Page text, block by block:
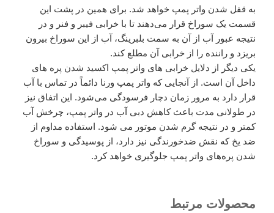
به قفل شدن واتر پمپ خواهد شد. برای همین در پشت این
قسمت یک سوراخ قرار می‌دهند تا با خرابی فیبر و فنر و در
نتیجه عبور آب از آن به سمت بلبرینگ، آب از این سوراخ بیرون
بریزد و راننده را از خرابی آن مطلع کند.
یکی دیگر از دلایل خرابی های واتر پمپ اکسید شدن پره های
داخل آن است. از آنجایی که واتر پمپ ورنا دائماً در تماس با آب
قرار دارد به مرور زمان دچار فرسودگی می‌شود. این اتفاق نیز
در طولانی مدت باعث کاهش دبی آب در واتر پمپ، چرخش آب
کمتر و در نتیجه گرم شدن موتور می شود. استفاده مداوم از
ضد یخ که نقش ضد‌خورندگی نیز دارد، از پوسیدگی و سوراخ
شدن پره‌های واتر پمپ جلوگیری خواهد کرد.
محصولات مرتبط